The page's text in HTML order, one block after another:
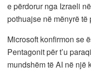
e përdorur nga Izraeli
pothuajse në mënyrë
Microsoft konfirmon se
Pentagonit për t’u
mundshëm të AI në një